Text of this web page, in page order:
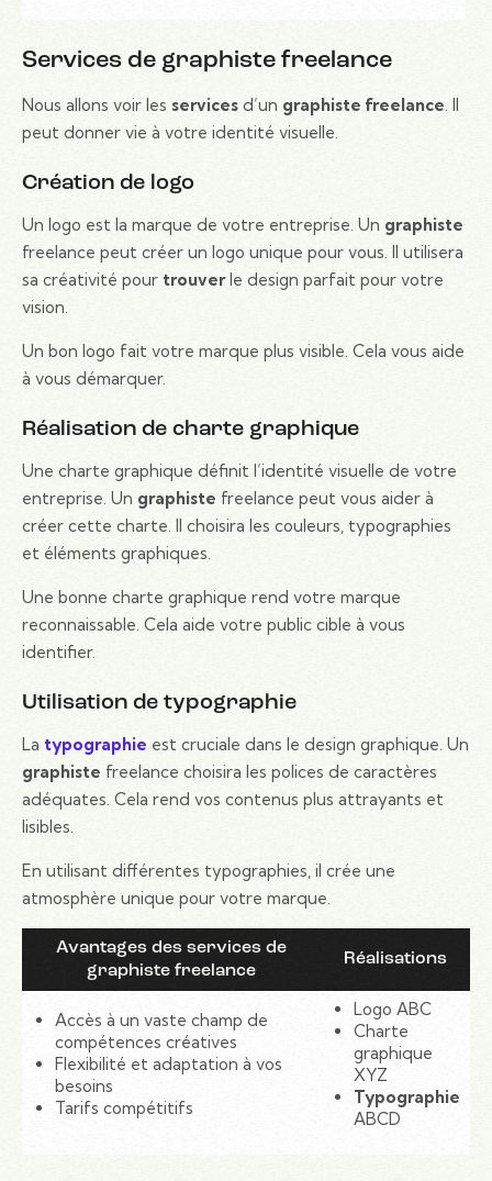
Services de graphiste freelance
Nous allons voir les services d’un graphiste freelance . Il
peut donner vie à votre identité visuelle.
Création de logo
Un logo est la marque de votre entreprise. Un graphiste
freelance peut créer un logo unique pour vous. Il utilisera
sa créativité pour trouverle design parfait pour votre
vision.
Un bon logo fait votre marque plus visible. Cela vous aide
à vous démarquer.
Réalisation de charte graphique
Une charte graphique définit l’identité visuelle de votre
entreprise. Un graphiste freelance peut vous aider à
créer cette charte. Il choisira les couleurs, typographies
et éléments graphiques.
Une bonne charte graphique rend votre marque
reconnaissable. Cela aide votre public cible à vous
identifier.
Utilisation de typographie
La typographie est cruciale dans le design graphique. Un
graphiste freelance choisira les polices de caractères
adéquates. Cela rend vos contenus plus attrayants et
lisibles.
En utilisant différentes typographies, il crée une
atmosphère unique pour votre marque.
Avantages des services de
graphiste freelance
Réalisations
Accès à un vaste champ de
compétences créatives
Flexibilité et adaptation à vos
besoins
Tarifs compétitifs
Logo ABC
Charte
graphique
XYZ
Typographie
ABCD